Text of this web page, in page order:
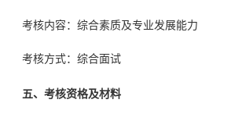
考核内容：综合素质及专业发展能力
考核方式：综合面试
五、考核资格及材料